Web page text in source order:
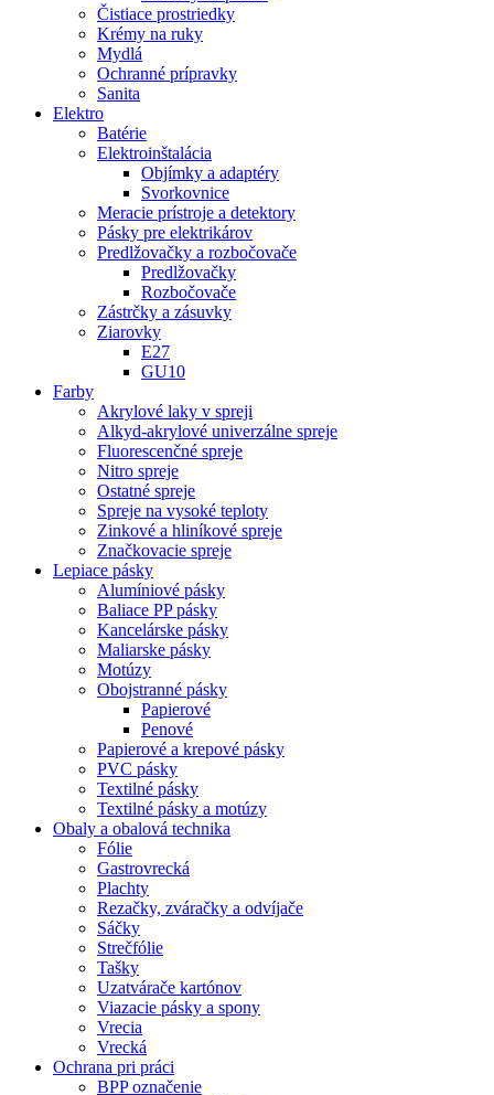
Čistiace prostriedky
Krémy na ruky
Mydlá
Ochranné prípravky
Sanita
Elektro
Batérie
Elektroinštalácia
Objímky a adaptéry
Svorkovnice
Meracie prístroje a detektory
Pásky pre elektrikárov
Predlžovačky a rozbočovače
Predlžovačky
Rozbočovače
Zástrčky a zásuvky
Ziarovky
E27
GU10
Farby
Akrylové laky v spreji
Alkyd-akrylové univerzálne spreje
Fluorescenčné spreje
Nitro spreje
Ostatné spreje
Spreje na vysoké teploty
Zinkové a hliníkové spreje
Značkovacie spreje
Lepiace pásky
Alumíniové pásky
Baliace PP pásky
Kancelárske pásky
Maliarske pásky
Motúzy
Obojstranné pásky
Papierové
Penové
Papierové a krepové pásky
PVC pásky
Textilné pásky
Textilné pásky a motúzy
Obaly a obalová technika
Fólie
Gastrovrecká
Plachty
Rezačky, zváračky a odvíjače
Sáčky
Strečfólie
Tašky
Uzatvárače kartónov
Viazacie pásky a spony
Vrecia
Vrecká
Ochrana pri práci
BPP označenie